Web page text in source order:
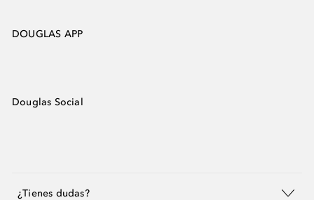
DOUGLAS APP
Douglas Social
¿Tienes dudas?